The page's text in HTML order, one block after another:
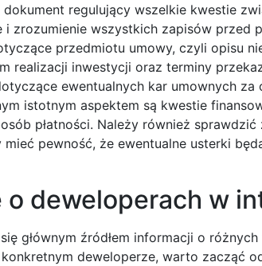
regulujący wszelkie kwestie
i zrozumienie wszystkich zapisów przed
przedmiotu umowy, czyli opisu
realizacji inwestycji oraz terminy
ewentualnych kar umownych
istotnym aspektem są kwestie
płatności. Należy również
pewność, że ewentualne usterki
deweloperach w
głównym źródłem informacji o
deweloperze, warto zacząć